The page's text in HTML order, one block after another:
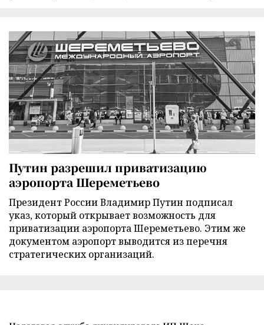
Путин разрешил приватизацию
аэропорта Шереметьево
Президент России Владимир Путин подписал
указ, который открывает возможность для
приватизации аэропорта Шереметьево. Этим же
документом аэропорт выводится из перечня
стратегических организаций.